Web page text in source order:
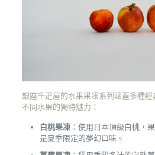
銀座千疋屋的水果果凍系列涵蓋多種
不同水果的獨特魅力：
白桃果凍：使用日本頂級白桃，
是夏季限定的夢幻口味。